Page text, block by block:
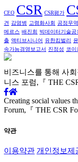
CEO CSR CSR평가
견 감염병 고령화사회 공정무
메르스 배진희 빅데이터기술공
출 액티브시니어 유한킴벌리
속가능경영보고서
진정성 코이
비즈니스를 통해 사
니스 포럼, 『 THE
Creating social values
Forum, 『 THE CSR
약관
이용약관 개인정보제